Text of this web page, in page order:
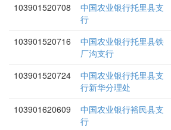
103901520708
中国农业银行托里县支
行
103901520716
中国农业银行托里县铁
厂沟支行
103901520724
中国农业银行托里县支
行新华分理处
103901620609
中国农业银行裕民县支
行